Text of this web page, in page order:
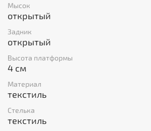
Мысок
открытый
Задник
открытый
Высота платформы
4 см
Материал
текстиль
Стелька
текстиль